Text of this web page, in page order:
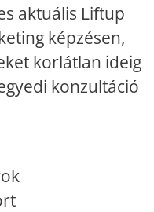
aktuális Liftup
képzésen,
korlátlan ideig
konzultáció